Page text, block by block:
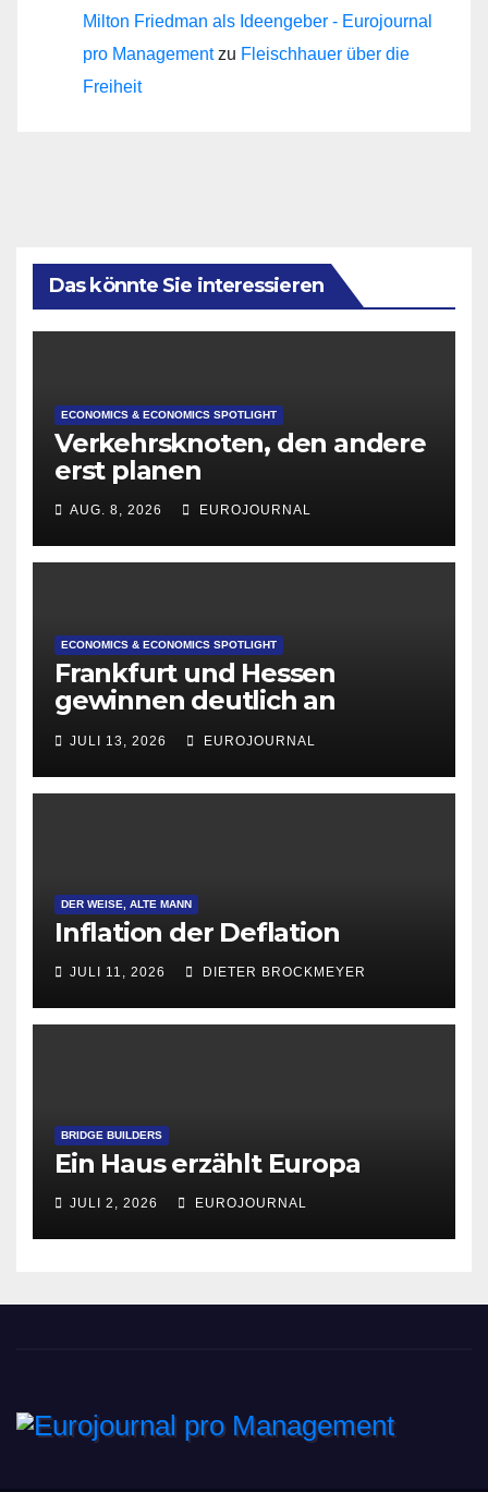
Milton Friedman als Ideengeber - Eurojournal
pro Managementzu Fleischhauer über die
Freiheit
Das könnte Sie interessieren
ECONOMICS & ECONOMICS SPOTLIGHT
Verkehrsknoten, den andere
erst planen
AUG. 8, 2026 EUROJOURNAL
ECONOMICS & ECONOMICS SPOTLIGHT
Frankfurt und Hessen
gewinnen deutlich an
Attraktivität für Startup-
Gründungen
JULI 13, 2026 EUROJOURNAL
DER WEISE, ALTE MANN
Inflation der Deflation
JULI 11, 2026 DIETER BROCKMEYER
BRIDGE BUILDERS
Ein Haus erzählt Europa
JULI 2, 2026 EUROJOURNAL